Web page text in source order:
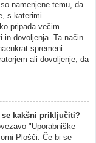
namenjene temu, da
s katerimi
pripada večim
in dovoljenja. Ta način
spremeni
ali dovoljenje, da
se kakšni priključiti?
"Uporabniške
Plošči. Če bi se